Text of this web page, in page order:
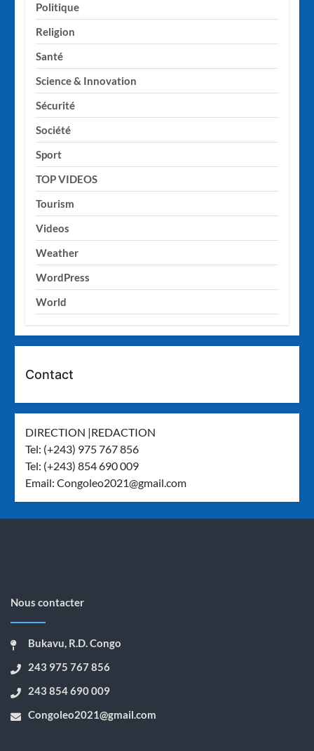
Politique
Religion
Santé
Science & Innovation
Sécurité
Société
Sport
TOP VIDEOS
Tourism
Videos
Weather
WordPress
World
Contact
DIRECTION |REDACTION
Tel: (+243) 975 767 856
Tel: (+243) 854 690 009
Email:Congoleo2021@gmail.com
Nous contacter
Bukavu, R.D. Congo
243 975 767 856
243 854 690 009
Congoleo2021@gmail.com